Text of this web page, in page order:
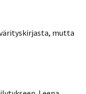
mutta